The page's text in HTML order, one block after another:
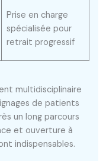
Prise en charge
spécialisée pour
retrait progressif
multidisciplinaire
de patients
un long parcours
et ouverture à
indispensables.